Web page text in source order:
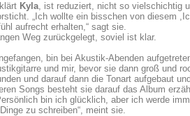
Kyla, ist reduziert, nicht so vielschichtig
„Ich wollte ein bisschen von diesem
aufrecht erhalten,“ sagt sie.
Weg zurückgelegt, soviel ist klar.
bin bei Akustik-Abenden
und mir, bevor sie dann groß und
und darauf dann die Tonart aufgebaut
Songs besteht sie darauf das Album
bin ich glücklich, aber ich werde
zu schreiben“, meint sie.